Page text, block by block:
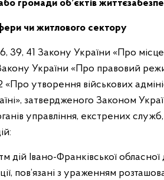
громади об’єктів
чи житлового сектору
39, 41 Закону України «Про
України «Про правовий
утворення військових
затвердженого Законом
управління, екстрених служб,
дій Івано-Франківської обласної
пов’язані з ураженням